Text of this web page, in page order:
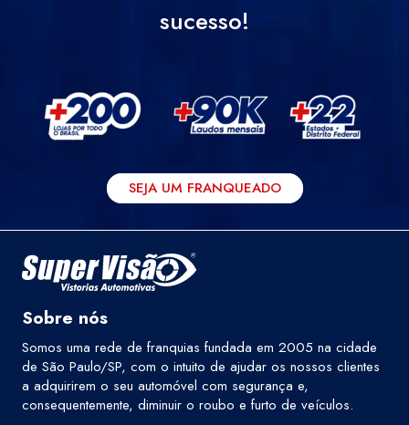
sucesso!
SEJA UM FRANQUEADO
Sobre nós
Somos uma rede de franquias fundada em 2005 na cidade
de São Paulo/SP, com o intuito de ajudar os nossos clientes
a adquirirem o seu automóvel com segurança e,
consequentemente, diminuir o roubo e furto de veículos.